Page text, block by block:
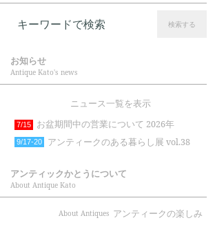
検索する
お知らせ
Antique Kato's news
ニュース一覧を表示
7/15 お盆期間中の営業について 2026年
9/17-20 アンティークのある暮らし展 vol.38
アンティックかとうについて
About Antique Kato
アンティークの楽しみ
About Antiques